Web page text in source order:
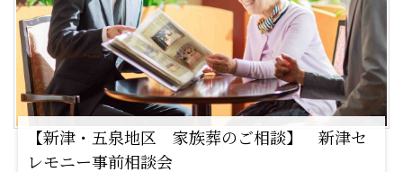
【新津・五泉地区 家族葬のご相談】 新津セ
レモニー事前相談会